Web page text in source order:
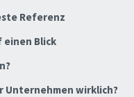
Referenz
einen Blick
Unternehmen wirklich?